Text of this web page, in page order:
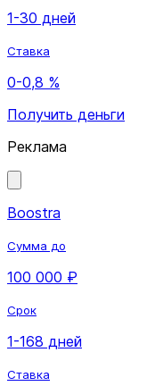
1-30 дней
Ставка
0-0,8 %
Получить деньги
Реклама
Boostra
Сумма до
100 000 ₽
Срок
1-168 дней
Ставка